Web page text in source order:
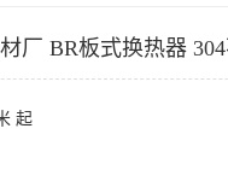
厂 BR板式换热器
起